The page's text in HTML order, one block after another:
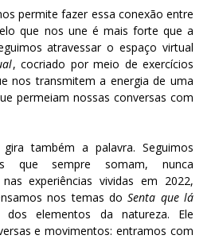
permite fazer essa conexão entre
que nos une é mais forte que a
atravessar o espaço virtual
, cocriado por meio de exercícios
nos transmitem a energia de uma
permeiam nossas conversas com
também a palavra. Seguimos
que sempre somam, nunca
experiências vividas em 2022,
nos temas doSenta que lá
elementos da natureza. Ele
e movimentos: entramos com